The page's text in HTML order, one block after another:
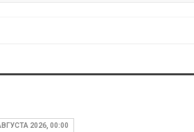
2026, 00:00
домов